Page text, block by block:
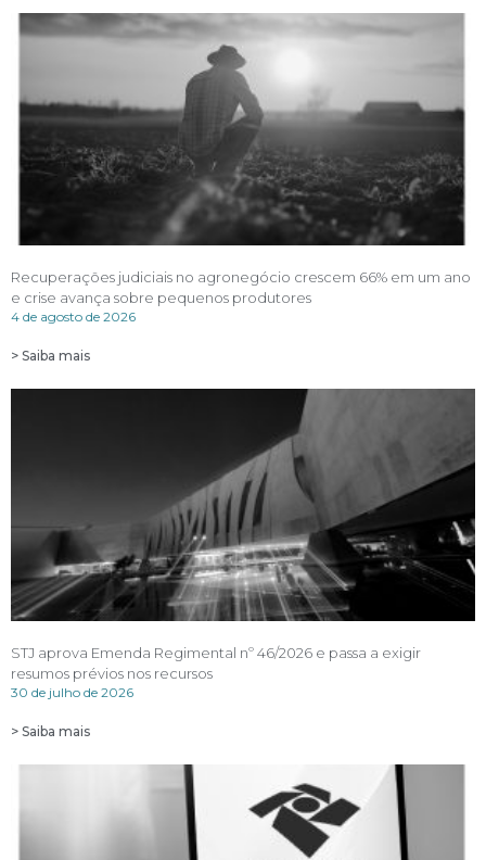
Recuperações judiciais no agronegócio crescem 66% em um ano
e crise avança sobre pequenos produtores
4 de agosto de 2026
> Saiba mais
STJ aprova Emenda Regimental nº 46/2026 e passa a exigir
resumos prévios nos recursos
30 de julho de 2026
> Saiba mais